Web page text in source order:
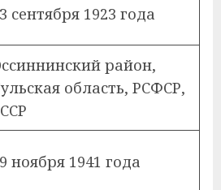
сентября 1923 года
район,
область, РСФСР,
ноября 1941 года